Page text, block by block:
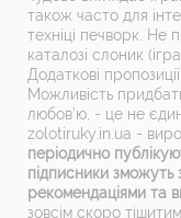
також часто для
техніці печворк. Не
каталозі слоник
Додаткові
Можливість
любов’ю, - це не
zolotiruky.in.ua -
періодично
підписники
рекомендаціями та
зовсім скоро